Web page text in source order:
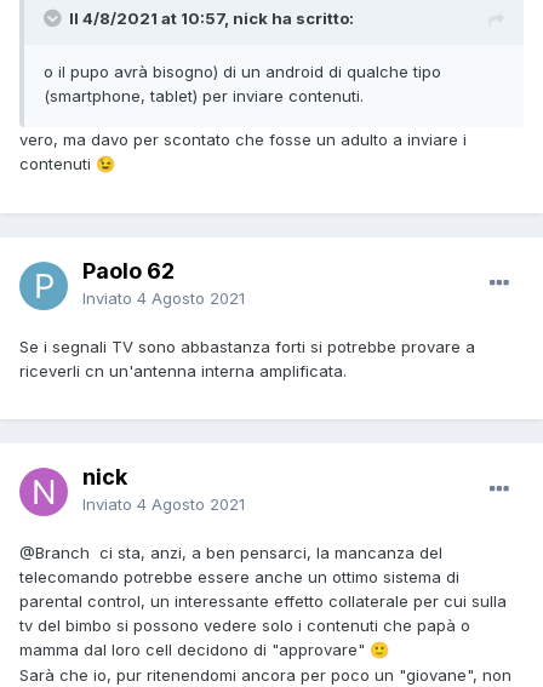
Il 4/8/2021 at 10:57, nick ha scritto:
o il pupo avrà bisogno) di un android di qualche tipo
(smartphone, tablet) per inviare contenuti.
vero, ma davo per scontato che fosse un adulto a inviare i
contenuti 😉
Paolo 62
Inviato 4 Agosto 2021
Se i segnali TV sono abbastanza forti si potrebbe provare a
riceverli cn un'antenna interna amplificata.
nick
Inviato 4 Agosto 2021
@Branch ci sta, anzi, a ben pensarci, la mancanza del
telecomando potrebbe essere anche un ottimo sistema di
parental control, un interessante effetto collaterale per cui sulla
tv del bimbo si possono vedere solo i contenuti che papà o
mamma dal loro cell decidono di "approvare" 🙂
Sarà che io, pur ritenendomi ancora per poco un "giovane", non